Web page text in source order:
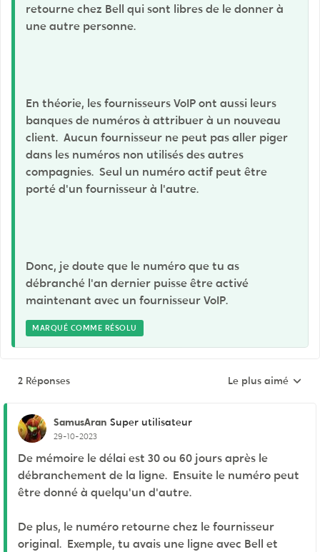
retourne chez Bell qui sont libres de le donner à
une autre personne.
En théorie, les fournisseurs VoIP ont aussi leurs
banques de numéros à attribuer à un nouveau
client. Aucun fournisseur ne peut pas aller piger
dans les numéros non utilisés des autres
compagnies. Seul un numéro actif peut être
porté d'un fournisseur à l'autre.
Donc, je doute que le numéro que tu as
débranché l'an dernier puisse être activé
maintenant avec un fournisseur VoIP.
MARQUÉ COMME RÉSOLU
2 Réponses Réponses triées
Le plus aimé
SamusAran Super utilisateur
29-10-2023
De mémoire le délai est 30 ou 60 jours après le
débranchement de la ligne. Ensuite le numéro peut
être donné à quelqu'un d'autre.
De plus, le numéro retourne chez le fournisseur
original. Exemple, tu avais une ligne avec Bell et